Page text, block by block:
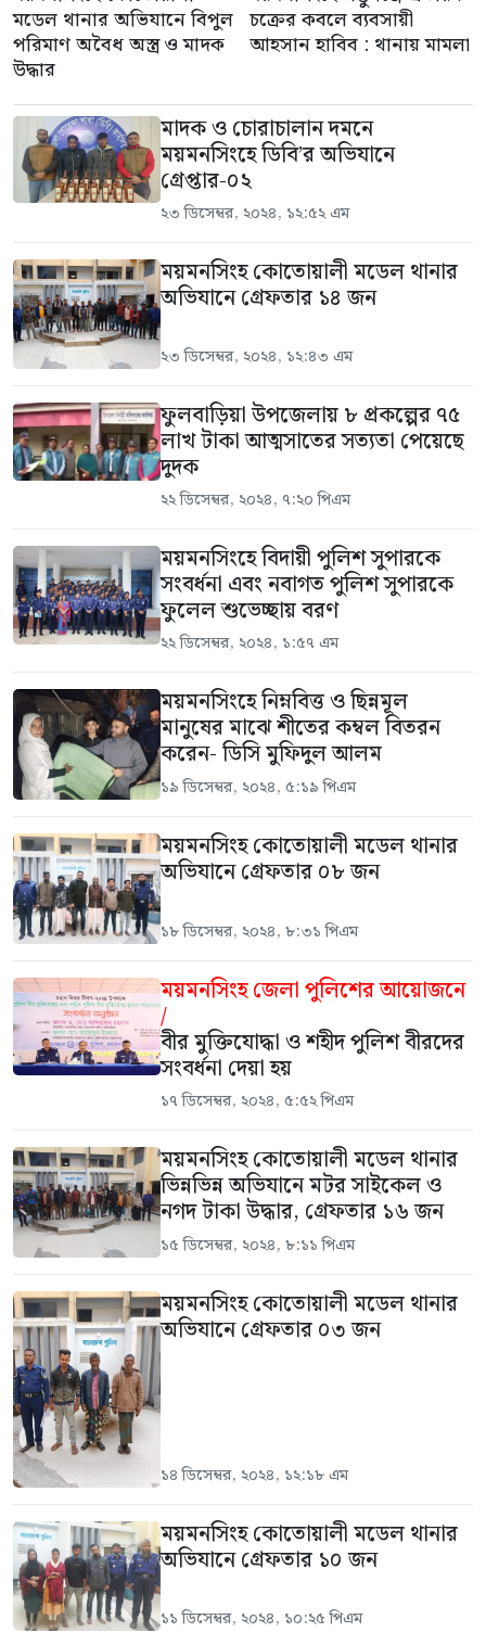
মডেল থানার অভিযানে বিপুল
পরিমাণ অবৈধ অস্ত্র ও মাদক
উদ্ধার
চক্রের কবলে ব্যবসায়ী
আহসান হাবিব : থানায় মামলা
মাদক ও চোরাচালান দমনে
ময়মনসিংহে ডিবি’র অভিযানে
গ্রেপ্তার-০২
২৩ ডিসেম্বর, ২০২৪, ১২:৫২ এম
ময়মনসিংহ কোতোয়ালী মডেল থানার
অভিযানে গ্রেফতার ১৪ জন
২৩ ডিসেম্বর, ২০২৪, ১২:৪৩ এম
ফুলবাড়িয়া উপজেলায় ৮ প্রকল্পের ৭৫
লাখ টাকা আত্মসাতের সত্যতা পেয়েছে
দুদক
২২ ডিসেম্বর, ২০২৪, ৭:২০ পিএম
ময়মনসিংহে বিদায়ী পুলিশ সুপারকে
সংবর্ধনা এবং নবাগত পুলিশ সুপারকে
ফুলেল শুভেচ্ছায় বরণ
২২ ডিসেম্বর, ২০২৪, ১:৫৭ এম
ময়মনসিংহে নিম্নবিত্ত ও ছিন্নমূল
মানুষের মাঝে শীতের কম্বল বিতরন
করেন- ডিসি মুফিদুল আলম
১৯ ডিসেম্বর, ২০২৪, ৫:১৯ পিএম
ময়মনসিংহ কোতোয়ালী মডেল থানার
অভিযানে গ্রেফতার ০৮ জন
১৮ ডিসেম্বর, ২০২৪, ৮:৩১ পিএম
ময়মনসিংহ জেলা পুলিশের আয়োজনে
/
বীর মুক্তিযোদ্ধা ও শহীদ পুলিশ বীরদের
সংবর্ধনা দেয়া হয়
১৭ ডিসেম্বর, ২০২৪, ৫:৫২ পিএম
ময়মনসিংহ কোতোয়ালী মডেল থানার
ভিন্নভিন্ন অভিযানে মটর সাইকেল ও
নগদ টাকা উদ্ধার, গ্রেফতার ১৬ জন
১৫ ডিসেম্বর, ২০২৪, ৮:১১ পিএম
ময়মনসিংহ কোতোয়ালী মডেল থানার
অভিযানে গ্রেফতার ০৩ জন
১৪ ডিসেম্বর, ২০২৪, ১২:১৮ এম
ময়মনসিংহ কোতোয়ালী মডেল থানার
অভিযানে গ্রেফতার ১০ জন
১১ ডিসেম্বর, ২০২৪, ১০:২৫ পিএম